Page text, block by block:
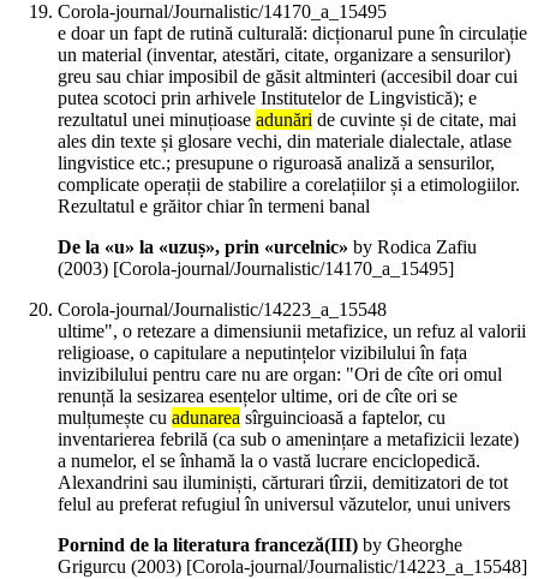
Corola-journal/Journalistic/14170_a_15495
e doar un fapt de rutină culturală: dicționarul pune în circulație
un material (inventar, atestări, citate, organizare a sensurilor)
greu sau chiar imposibil de găsit altminteri (accesibil doar cui
putea scotoci prin arhivele Institutelor de Lingvistică); e
rezultatul unei minuțioase adunări de cuvinte și de citate, mai
ales din texte și glosare vechi, din materiale dialectale, atlase
lingvistice etc.; presupune o riguroasă analiză a sensurilor,
complicate operații de stabilire a corelațiilor și a etimologiilor.
Rezultatul e grăitor chiar în termeni banal
De la «u» la «uzuș», prin «urcelnic» by Rodica Zafiu
(2003) [Corola-journal/Journalistic/14170_a_15495]
Corola-journal/Journalistic/14223_a_15548
ultime", o retezare a dimensiunii metafizice, un refuz al valorii
religioase, o capitulare a neputințelor vizibilului în fața
invizibilului pentru care nu are organ: "Ori de cîte ori omul
renunță la sesizarea esențelor ultime, ori de cîte ori se
mulțumește cu adunarea sîrguincioasă a faptelor, cu
inventarierea febrilă (ca sub o amenințare a metafizicii lezate)
a numelor, el se înhamă la o vastă lucrare enciclopedică.
Alexandrini sau iluminiști, cărturari tîrzii, demitizatori de tot
felul au preferat refugiul în universul văzutelor, unui univers
Pornind de la literatura franceză(III) by Gheorghe
Grigurcu (2003) [Corola-journal/Journalistic/14223_a_15548]